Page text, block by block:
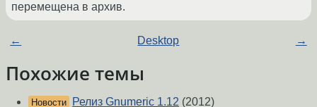
перемещена в архив.
← Desktop →
Похожие темы
Новости Релиз Gnumeric 1.12 (2012)